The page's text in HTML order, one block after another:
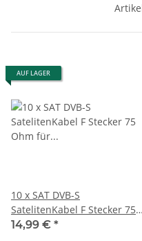
AUF LAGER
10 x SAT DVB-S
SatelitenKabel F Stecker 75
Ohm für Satellit LNB
14,99 € *